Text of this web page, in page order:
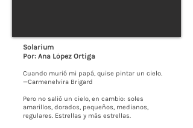
Solarium
Por: Ana López Ortiga
Cuando murió mi papá, quise pintar un cielo.
—Carmenelvira Brigard
Pero no salió un cielo, en cambio: soles
amarillos, dorados, pequeños, medianos,
regulares. Estrellas y más estrellas.